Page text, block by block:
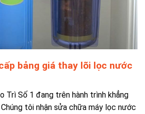
bảng giá thay lõi lọc nước
Trì Số 1 đang trên hành trình khẳng
tôi nhận sửa chữa máy lọc nước